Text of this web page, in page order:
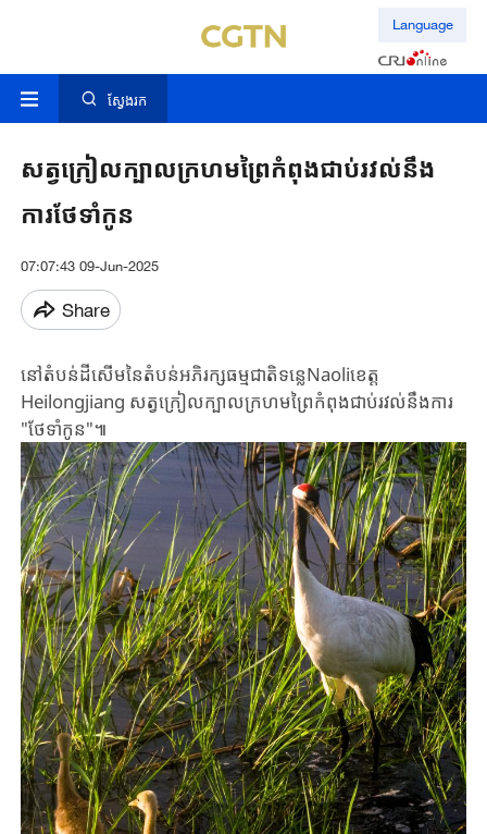
Language
ស្វែងរក
សត្វក្រៀលក្បាលក្រហមព្រៃកំពុងជាប់រវល់នឹង
ការថែទាំកូន
07:07:43 09-Jun-2025
Share
នៅតំបន់ដីសើមនៃតំបន់អភិរក្សធម្មជាតិទន្លេNaoliខេត្ត​
Heilongjiang សត្វក្រៀល​ក្បាល​ក្រហមព្រៃកំពុងជាប់​រវល់​នឹង​ការ​
"ថែទាំ​កូន"៕